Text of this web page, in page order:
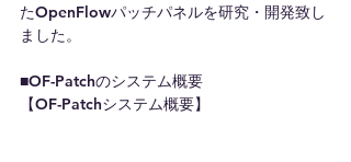
たOpenFlowパッチパネルを研究・開発致し
ました。
■OF-Patchのシステム概要
【OF-Patchシステム概要】